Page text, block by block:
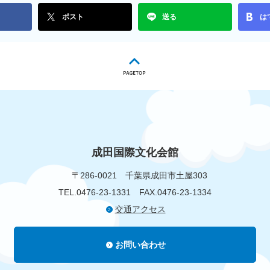
ポスト 送る は
成田国際文化会館
〒286-0021 千葉県成田市土屋303
TEL.0476-23-1331 FAX.0476-23-1334
交通アクセス
お問い合わせ